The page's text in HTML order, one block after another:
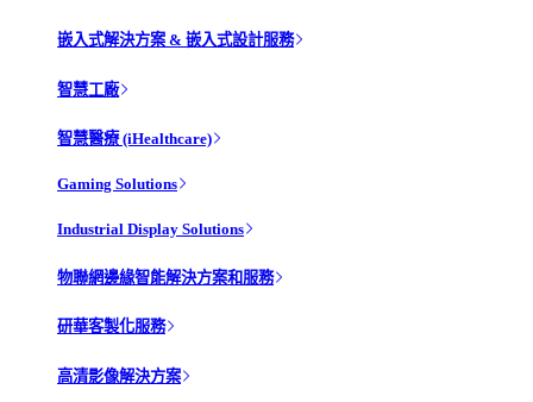
嵌入式解決方案 & 嵌入式設計服務
智慧工廠
智慧醫療 (iHealthcare)
Gaming Solutions
Industrial Display Solutions
物聯網邊緣智能解決方案和服務
研華客製化服務
高清影像解決方案